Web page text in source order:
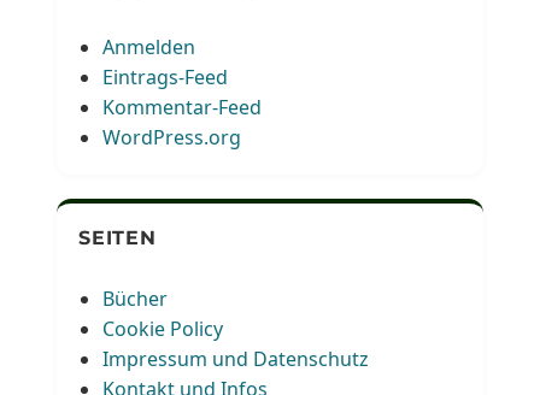
Anmelden
Eintrags-Feed
Kommentar-Feed
WordPress.org
SEITEN
Bücher
Cookie Policy
Impressum und Datenschutz
Kontakt und Infos